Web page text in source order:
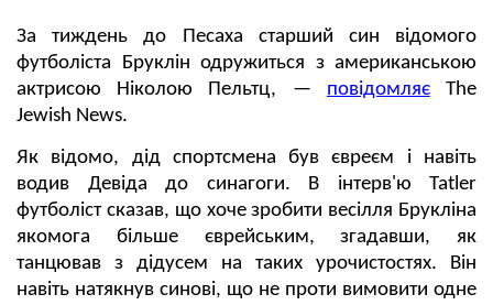
За тиждень до Песаха старший син відомого
футболіста Бруклін одружиться з американською
актрисою Ніколою Пельтц, — повідомляєThe
Jewish News.
Як відомо, дід спортсмена був євреєм і навіть
водив Девіда до синагоги. В інтерв'ю Tatler
футболіст сказав, що хоче зробити весілля Брукліна
якомога більше єврейським, згадавши, як
танцював з дідусем на таких урочистостях. Він
навіть натякнув синові, що не проти вимовити одне